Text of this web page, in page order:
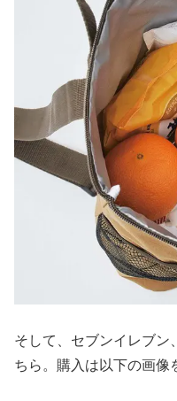
そして、セブンイレブン
ちら。購入は以下の画像